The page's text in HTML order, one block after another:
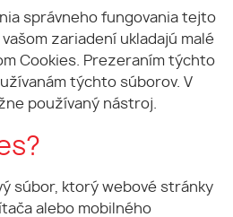
správneho fungovania tejto
zariadení ukladajú malé
Cookies. Prezeraním týchto
týchto súborov. V
používaný nástroj.
súbor, ktorý webové stránky
alebo mobilného